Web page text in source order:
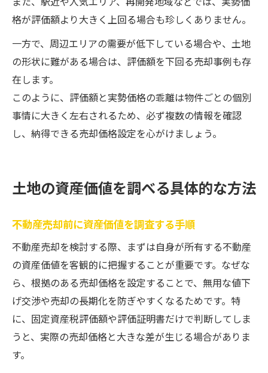
格が評価額より大きく上回る場合も珍しくありません。
一方で、周辺エリアの需要が低下している場合や、土地
の形状に難がある場合は、評価額を下回る売却事例も存
在します。
このように、評価額と実勢価格の乖離は物件ごとの個別
事情に大きく左右されるため、必ず複数の情報を確認
し、納得できる売却価格設定を心がけましょう。
土地の資産価値を調べる具体的な方法
不動産売却前に資産価値を調査する手順
不動産売却を検討する際、まずは自身が所有する不動産
の資産価値を客観的に把握することが重要です。なぜな
ら、根拠のある売却価格を設定することで、無用な値下
げ交渉や売却の長期化を防ぎやすくなるためです。特
に、固定資産税評価額や評価証明書だけで判断してしま
うと、実際の売却価格と大きな差が生じる場合がありま
す。